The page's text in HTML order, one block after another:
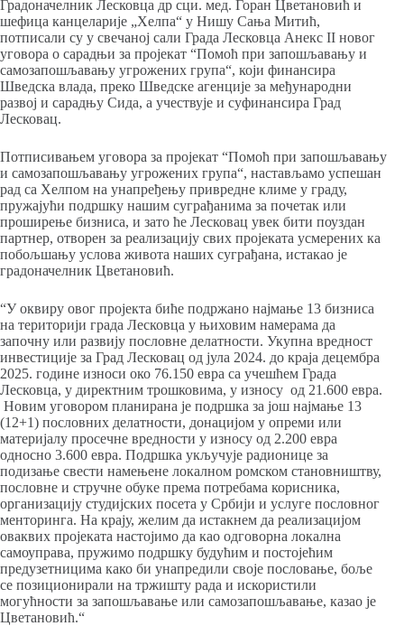
Градоначелник Лесковца др сци. мед. Горан Цветановић и
шефица канцеларије „Хелпа“ у Нишу Сања Митић,
потписали су у свечаној сали Града Лесковца Анекс II новог
уговора о сарадњи за пројекат “Помоћ при запошљавању и
самозапошљавању угрожених група“, који финансира
Шведска влада, преко Шведске агенције за међународни
развој и сарадњу Сида, а учествује и суфинансира Град
Лесковац.
Потписивањем уговора за пројекат “Помоћ при запошљавању
и самозапошљавању угрожених група“, настављамо успешан
рад са Хелпом на унапређењу привредне климе у граду,
пружајући подршку нашим суграђанима за почетак или
проширење бизниса, и зато ће Лесковац увек бити поуздан
партнер, отворен за реализацију свих пројеката усмерених ка
побољшању услова живота наших суграђана, истакао је
градоначелник Цветановић.
“У оквиру овог пројекта биће подржано најмање 13 бизниса
на територији града Лесковца у њиховим намерама да
започну или развију пословне делатности. Укупна вредност
инвестиције за Град Лесковац од јула 2024. до краја децембра
2025. године износи око 76.150 евра са учешћем Града
Лесковца, у директним трошковима, у износу од 21.600 евра.
Новим уговором планирана је подршка за још најмање 13
(12+1) пословних делатности, донацијом у опреми или
материјалу просечне вредности у износу од 2.200 евра
односно 3.600 евра. Подршка укључује радионице за
подизање свести намењене локалном ромском становништву,
пословне и стручне обуке према потребама корисника,
организацију студијских посета у Србији и услуге пословног
менторинга. На крају, желим да истакнем да реализацијом
оваквих пројеката настојимо да као одговорна локална
самоуправа, пружимо подршку будућим и постојећим
предузетницима како би унапредили своје пословање, боље
се позиционирали на тржишту рада и искористили
могућности за запошљавање или самозапошљавање, казао је
Цветановић.“